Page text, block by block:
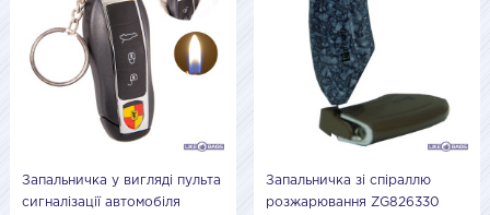
Запальничка у вигляді пульта
сигналізації автомобіля
Запальничка зі спіраллю
розжарювання ZG826330